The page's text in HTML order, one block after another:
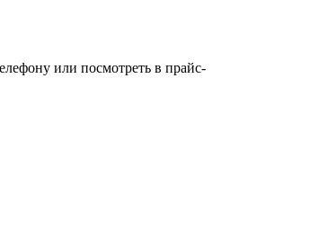
или посмотреть в прайс-